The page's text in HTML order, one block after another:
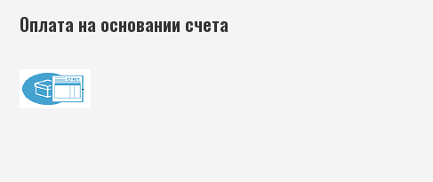
Оплата на основании счета